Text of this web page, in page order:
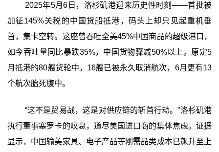
2025年5月6日，洛杉矶港迎来历史性时刻——首批被
加征145%关税的中国货船抵港，码头上却只见起重机垂
首，集卡空转。这座曾吞吐全美45%中国商品的超级港口，
如今吞吐量同比暴跌35%，中国货物骤减50%以上。原定5
月抵港的80艘货轮中，16艘已被永久取消航次，6月更有13
个航次胎死腹中。
“这不是贸易战，这是对供应链的斩首行动。”洛杉矶港
执行董事塞罗卡的叹息，道尽美国进口商的集体焦虑。证据
显示，中国输美家具、电子产品等刚需品类成本已飙升至上